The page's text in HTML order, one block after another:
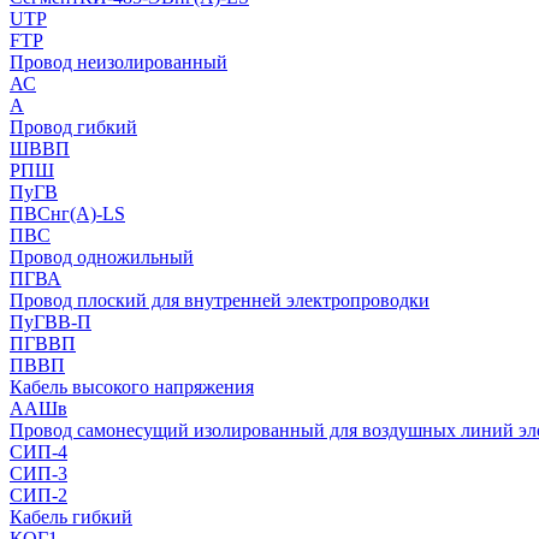
UTP
FTP
Провод неизолированный
АС
А
Провод гибкий
ШВВП
РПШ
ПуГВ
ПВСнг(А)-LS
ПВС
Провод одножильный
ПГВА
Провод плоский для внутренней электропроводки
ПуГВВ-П
ПГВВП
ПВВП
Кабель высокого напряжения
ААШв
Провод самонесущий изолированный для воздушных линий
СИП-4
СИП-3
СИП-2
Кабель гибкий